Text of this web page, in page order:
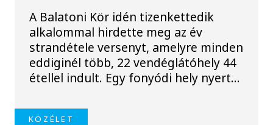
A Balatoni Kör idén tizenkettedik
alkalommal hirdette meg az év
strandétele versenyt, amelyre minden
eddiginél több, 22 vendéglátóhely 44
étellel indult. Egy fonyódi hely nyert...
KÖZÉLET